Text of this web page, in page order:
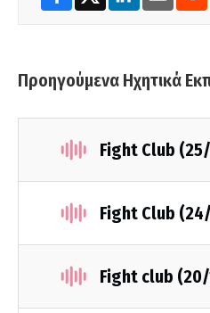
Προηγούμενα Ηχητικά
Fight Club
Fight Club
Fight club